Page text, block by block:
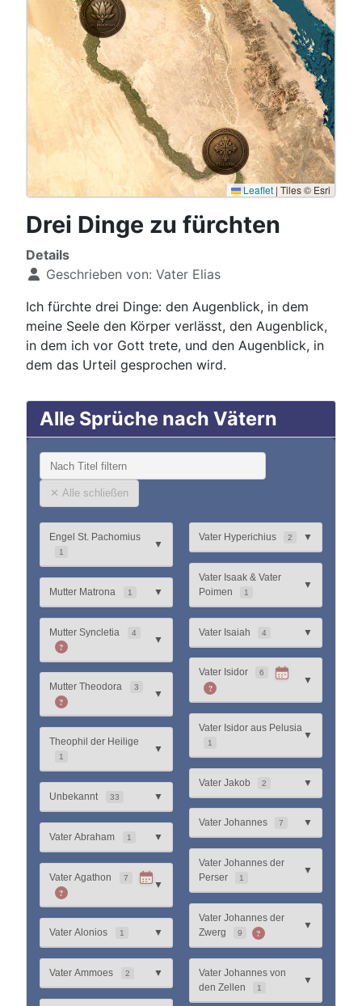
Leaflet | Tiles © Esri
Drei Dinge zu fürchten
Details
Geschrieben von: Vater Elias
Ich fürchte drei Dinge: den Augenblick, in dem
meine Seele den Körper verlässt, den Augenblick,
in dem ich vor Gott trete, und den Augenblick, in
dem das Urteil gesprochen wird.
Alle Sprüche nach Vätern
✕ Alle schließen
Engel St. Pachomius
1
▼
Mutter Matrona 1 ▼
Mutter Syncletia 4
?
▼
Mutter Theodora 3
?
▼
Theophil der Heilige
1
▼
Unbekannt 33 ▼
Vater Abraham 1 ▼
Vater Agathon 7
?
▼
Vater Alonios 1 ▼
Vater Ammoes 2 ▼
Vater Hyperichius 2 ▼
Vater Isaak & Vater
Poimen
1
▼
Vater Isaiah 4 ▼
Vater Isidor 6
?
▼
Vater Isidor aus Pelusia
1
▼
Vater Jakob 2 ▼
Vater Johannes 7 ▼
Vater Johannes der
Perser
1
▼
Vater Johannes der
Zwerg
9 ?
▼
Vater Johannes von
den Zellen
1
▼